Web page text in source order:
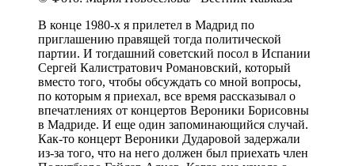
В конце 1980-х я прилетел в Мадрид по
приглашению правящей тогда политической
партии. И тогдашний советский посол в Испании
Сергей Калистратович Романовский, который
вместо того, чтобы обсуждать со мной вопросы,
по которым я приехал, все время рассказывал о
впечатлениях от концертов Вероники Борисовны
в Мадриде. И еще один запоминающийся случай.
Как-то концерт Вероники Дударовой задержали
из-за того, что на него должен был приехать член